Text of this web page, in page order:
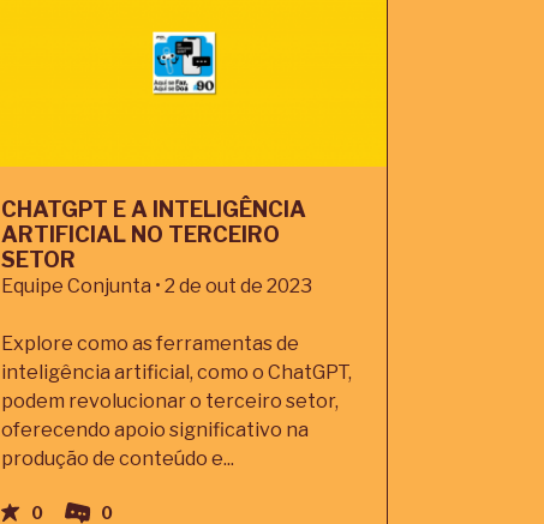
CHATGPT E A INTELIGÊNCIA
ARTIFICIAL NO TERCEIRO
SETOR
Equipe Conjunta • 2 de out de 2023
Explore como as ferramentas de
inteligência artificial, como o ChatGPT,
podem revolucionar o terceiro setor,
oferecendo apoio significativo na
produção de conteúdo e...
0 0